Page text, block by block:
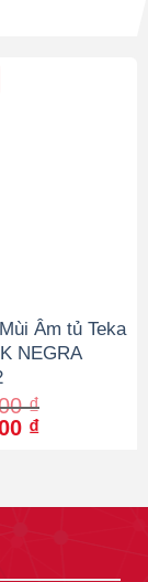
Âm tủ Teka
NEGRA
₫
₫Current